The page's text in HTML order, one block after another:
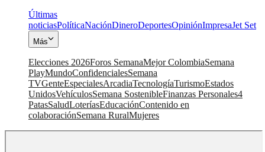
Últimas
noticiasPolíticaNaciónDineroDeportesOpiniónImpresaJet Set
Más
Elecciones 2026Foros SemanaMejor ColombiaSemana
PlayMundoConfidencialesSemana
TVGenteEspecialesArcadiaTecnologíaTurismoEstados
UnidosVehículosSemana SostenibleFinanzas Personales4
PatasSaludLoteríasEducaciónContenido en
colaboraciónSemana RuralMujeres